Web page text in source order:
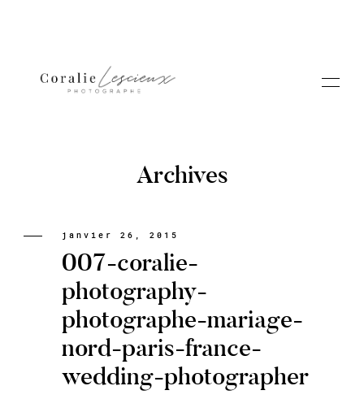
Portfolio
A PROPOS CORALIE
Archives
janvier 26, 2015
007-coralie-
photography-
photographe-mariage-
nord-paris-france-
wedding-photographer